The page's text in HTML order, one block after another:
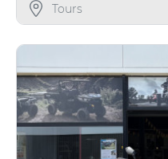
Tours